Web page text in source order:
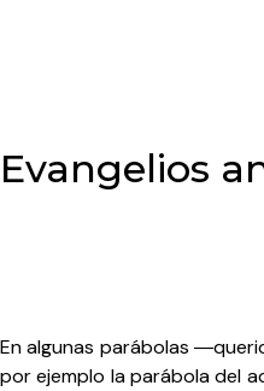
Evangelios
En algunas parábolas
por ejemplo la parábola del